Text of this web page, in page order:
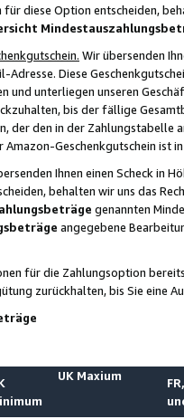
diese Option entscheiden,
Wir übersenden
Diese
und unterliegen unseren
bis der fällige
der den in der
Geschenkgutschein ist
Ihnen einen Scheck in
behalten wir uns das
genannten
angegebene
für die Zahlungsoption
zurückhalten, bis Sie
UK Maxium